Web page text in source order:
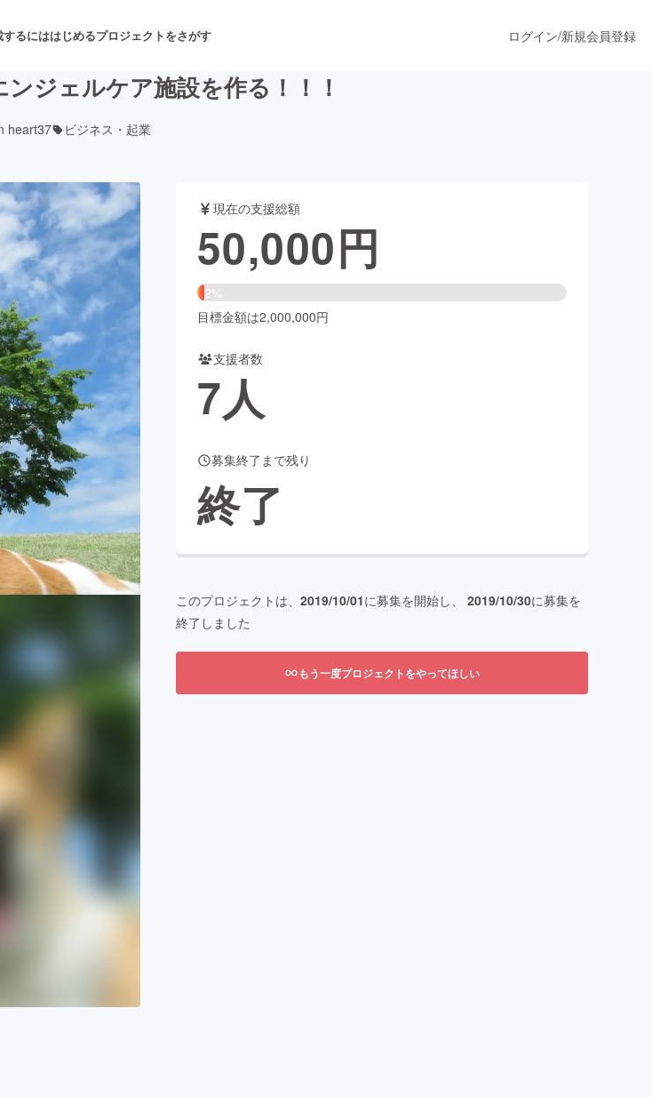
るにははじめるプロジェクトをさがす
舞台・パフォーマンス
フード・飲食店 ファッション
アニメ・漫画
ビューティー・ヘルスケア
Social GoodCAMPFIRE Creation
さと納税machi-ya
ログイン/新規会員登録
ジェルケア施設を作る！！！
heart37 ビジネス・起業
現在の支援総額
50,000円
2%
目標金額は2,000,000円
支援者数
7人
募集終了まで残り
終了
このプロジェクトは、 2019/10/01に募集を開始し、 2019/10/30に募集を
終了しました
もう一度プロジェクトをやってほしい